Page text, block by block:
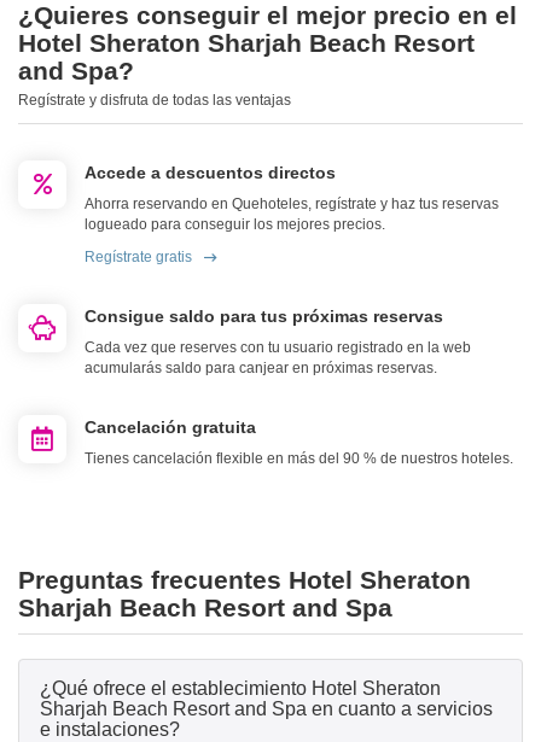
¿Quieres conseguir el mejor precio en el
Hotel Sheraton Sharjah Beach Resort
and Spa?
Regístrate y disfruta de todas las ventajas
Accede a descuentos directos
Ahorra reservando en Quehoteles, regístrate y haz tus reservas
logueado para conseguir los mejores precios.
Regístrate gratis
Consigue saldo para tus próximas reservas
Cada vez que reserves con tu usuario registrado en la web
acumularás saldo para canjear en próximas reservas.
Cancelación gratuita
Tienes cancelación flexible en más del 90 % de nuestros hoteles.
Preguntas frecuentes Hotel Sheraton
Sharjah Beach Resort and Spa
¿Qué ofrece el establecimiento Hotel Sheraton
Sharjah Beach Resort and Spa en cuanto a servicios
e instalaciones?